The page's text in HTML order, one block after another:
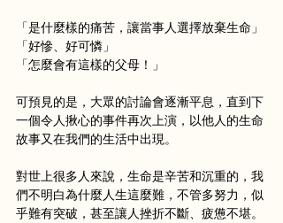
「是什麼樣的痛苦，讓當事人選擇放棄生命」
「好慘、好可憐」
「怎麼會有這樣的父母！」
可預見的是，大眾的討論會逐漸平息，直到下
一個令人揪心的事件再次上演，以他人的生命
故事又在我們的生活中出現。
對世上很多人來說，生命是辛苦和沉重的，我
們不明白為什麼人生這麼難，不管多努力，似
乎難有突破，甚至讓人挫折不斷、疲憊不堪。